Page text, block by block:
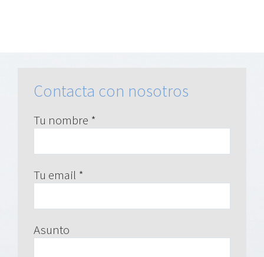
Contacta con nosotros
Tu nombre *
Tu email *
Asunto